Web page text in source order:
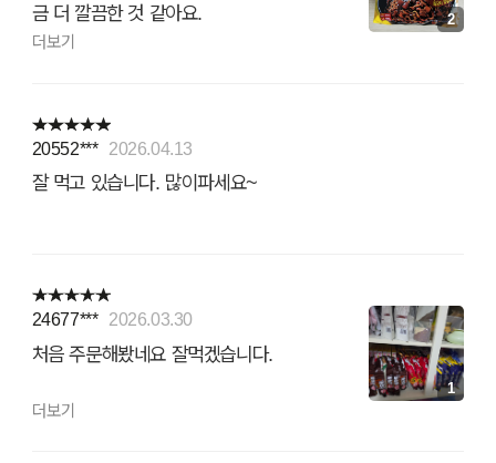
금 더 깔끔한 것 같아요.
더보기
2
20552*** 2026.04.13
잘 먹고 있습니다. 많이파세요~
24677*** 2026.03.30
처음 주문해봤네요 잘먹겠습니다.
더보기
1